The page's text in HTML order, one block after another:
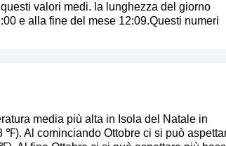
valori medi. la lunghezza del giorno
e alla fine del mese 12:09.Questi numeri
media più alta in Isola del Natale in
Al cominciando Ottobre ci si può